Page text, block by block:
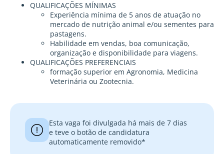
QUALIFICAÇÕES MÍNIMAS
Experiência mínima de 5 anos de atuação no
mercado de nutrição animal e/ou sementes para
pastagens.
Habilidade em vendas, boa comunicação,
organização e disponibilidade para viagens.
QUALIFICAÇÕES PREFERENCIAIS
formação superior em Agronomia, Medicina
Veterinária ou Zootecnia.
Esta vaga foi divulgada há mais de 7 dias
e teve o botão de candidatura
automaticamente removido*